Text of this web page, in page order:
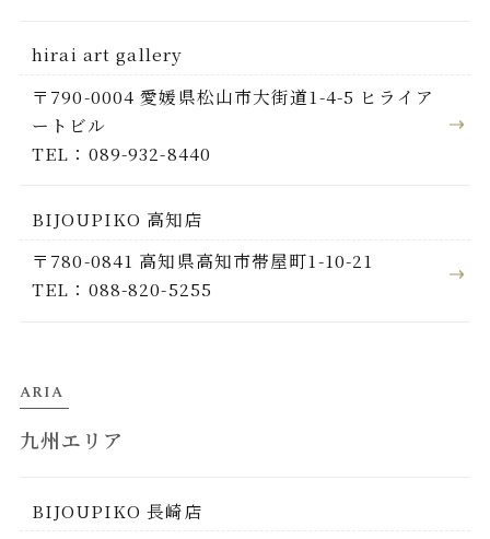
hirai art gallery
〒790-0004 愛媛県松山市大街道1-4-5 ヒライア
ートビル
TEL：089-932-8440
BIJOUPIKO 高知店
〒780-0841 高知県高知市帯屋町1-10-21
TEL：088-820-5255
ARIA
九州エリア
BIJOUPIKO 長崎店